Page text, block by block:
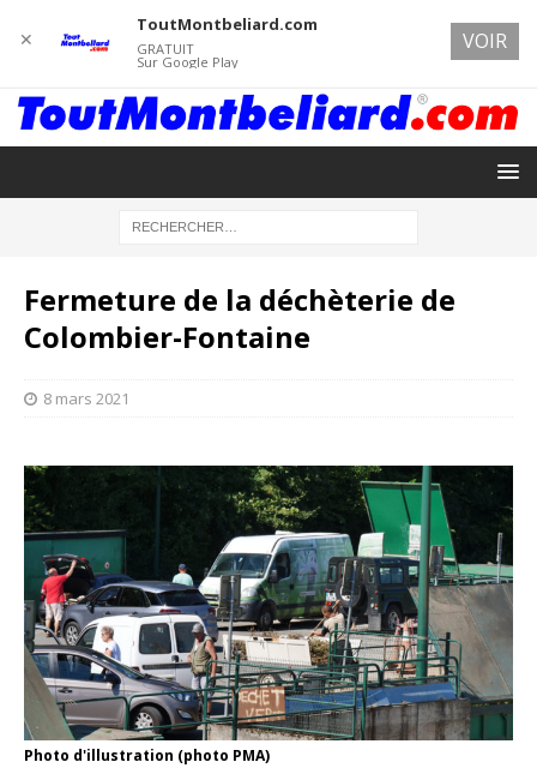
Fermeture de la déchèterie de
Colombier-Fontaine
8 mars 2021
Photo d'illustration (photo PMA)
✕
ToutMontbeliard.com
GRATUIT
Sur Google Play
VOIR